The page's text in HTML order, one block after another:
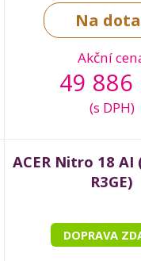
Na
Akční
49 886
(s DPH)
ACER Nitro 18 AI
R3GE)
DOPRAVA